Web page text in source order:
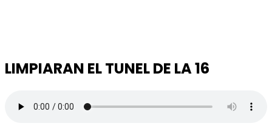
LIMPIARAN EL TUNEL DE LA 16